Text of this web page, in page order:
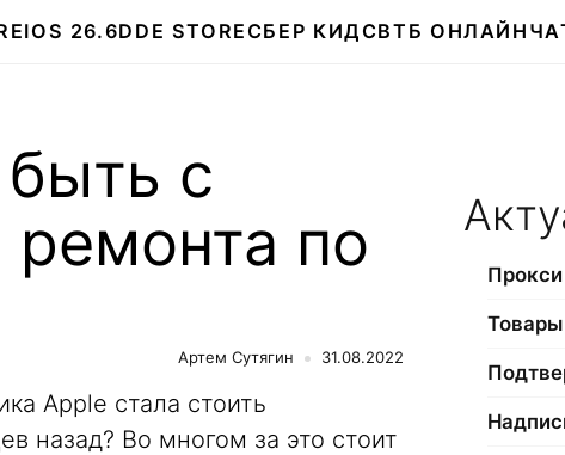
IOS 26.6DDE STORE СБЕР КИДСВТБ ОНЛАЙН
с
ремонта по
Артем Сутягин 31.08.2022
Apple стала стоить
назад? Во многом за это стоит
Товары